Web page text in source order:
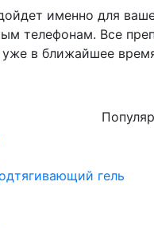
именно для
телефонам. Все
в ближайшее
гель